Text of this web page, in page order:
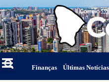
Finanças Últimas Notícias